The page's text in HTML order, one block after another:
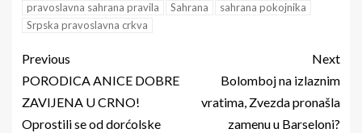
pravoslavna sahrana pravila
Sahrana
sahrana pokojnika
Srpska pravoslavna crkva
Previous
PORODICA ANICE DOBRE
ZAVIJENA U CRNO!
Oprostili se od dorćolske
Next
Bolomboj na izlaznim
vratima, Zvezda pronašla
zamenu u Barseloni?